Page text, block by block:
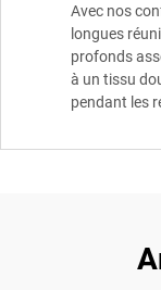
Avec nos
longues
profonds
à un tissu
pendant les